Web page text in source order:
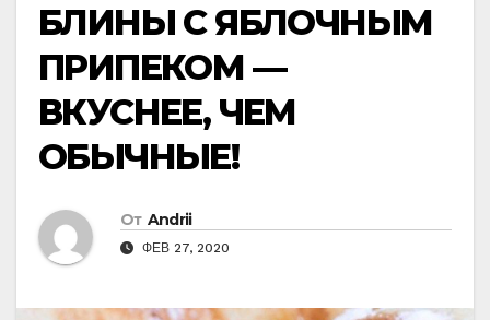
БЛИНЫ С ЯБЛОЧНЫМ
ПРИПЕКОМ —
ВКУСНЕЕ, ЧЕМ
ОБЫЧНЫЕ!
От Andrii
ФЕВ 27, 2020